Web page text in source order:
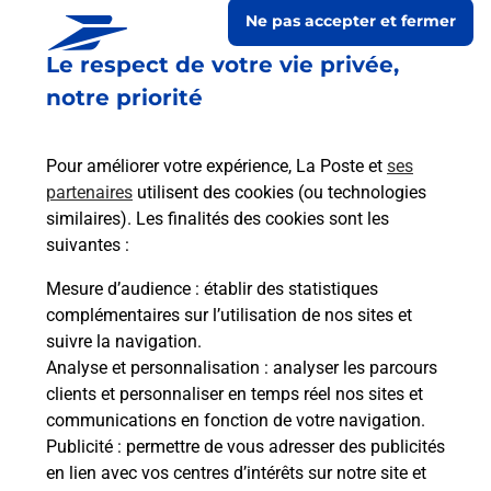
Le respect de votre vie privée,
notre priorité
Pour améliorer votre expérience, La Poste et ses
partenaires utilisent des cookies (ou technologies
similaires). Les finalités des cookies sont les
suivantes :
Mesure d’audience : établir des statistiques
complémentaires sur l’utilisation de nos sites et
suivre la navigation.
Analyse et personnalisation : analyser les parcours
clients et personnaliser en temps réel nos sites et
communications en fonction de votre navigation.
Publicité : permettre de vous adresser des publicités
en lien avec vos centres d’intérêts sur notre site et
Ne pas accepter et fermer
Prochaine collecte du courriersamedià 09h00
1 Route De Puisieux
02120 Colonfay
Itinéraire
Le lien s'ouvre dans un nouvel onglet